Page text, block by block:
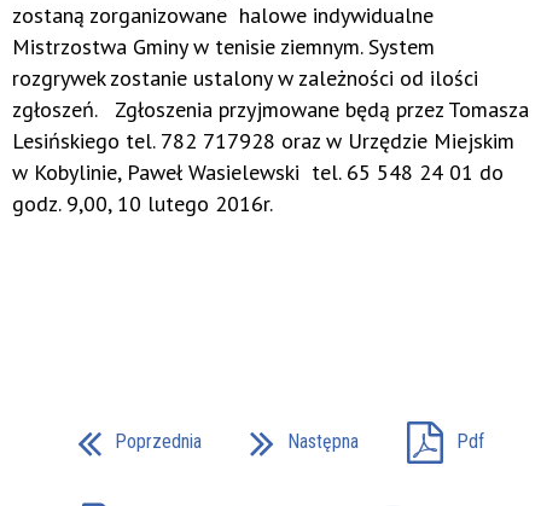
zostaną zorganizowane halowe indywidualne
Mistrzostwa Gminy w tenisie ziemnym. System
rozgrywek zostanie ustalony w zależności od ilości
zgłoszeń. Zgłoszenia przyjmowane będą przez Tomasza
Lesińskiego tel. 782 717928 oraz w Urzędzie Miejskim
w Kobylinie, Paweł Wasielewski tel. 65 548 24 01 do
godz. 9,00, 10 lutego 2016r.
Poprzednia Następna Pdf